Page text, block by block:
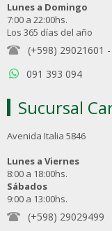
Lunes a Domingo
7:00 a 22:00hs.
Los 365 días del año
(+598) 29021601 -
091 393 094
Sucursal
Avenida Italia 5846
Lunes a Viernes
8:00 a 18:00hs.
Sábados
9:00 a 13:00hs.
(+598) 29029499